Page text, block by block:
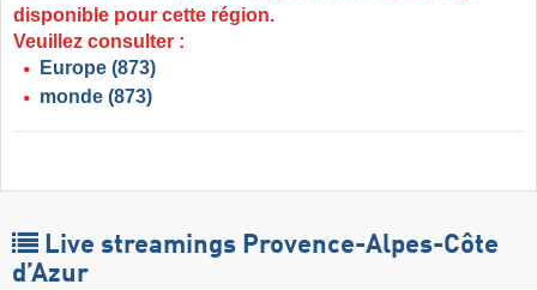
disponible pour cette région.
Veuillez consulter :
Europe (873)
monde (873)
Live streamings Provence-Alpes-Côte
d’Azur